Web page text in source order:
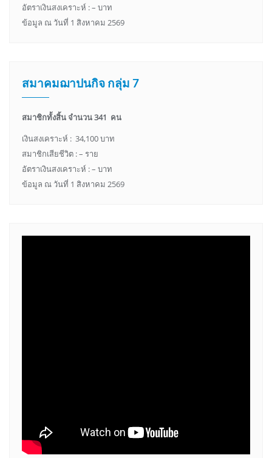
อัตราเงินสงเคราะห์ : – บาท
ข้อมูล ณ วันที่ 1 สิงหาคม 2569
สมาคมฌาปนกิจ กลุ่ม 7
สมาชิกทั้งสิ้น จำนวน 341 คน
เงินสงเคราะห์ : 34,100 บาท
สมาชิกเสียชีวิต : – ราย
อัตราเงินสงเคราะห์ : – บาท
ข้อมูล ณ วันที่ 1 สิงหาคม 2569